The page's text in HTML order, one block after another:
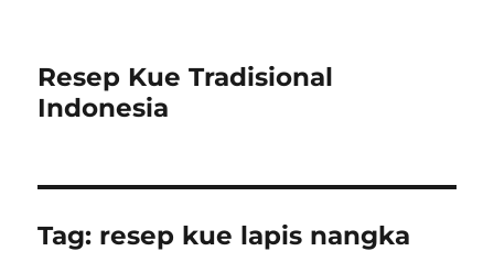
Resep Kue Tradisional
Indonesia
Tag: resep kue lapis nangka